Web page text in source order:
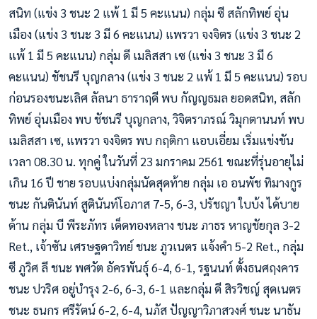
สนิท (แข่ง 3 ชนะ 2 แพ้ 1 มี 5 คะแนน) กลุ่ม ซี สลักทิพย์ อุ่น
เมือง (แข่ง 3 ชนะ 3 มี 6 คะแนน) แพรวา จงจิตร (แข่ง 3 ชนะ 2
แพ้ 1 มี 5 คะแนน) กลุ่ม ดี เมลิสสา เซ (แข่ง 3 ชนะ 3 มี 6
คะแนน) ชัชนรี บุญกลาง (แข่ง 3 ชนะ 2 แพ้ 1 มี 5 คะแนน) รอบ
ก่อนรองชนะเลิศ ลัลนา ธาราฤดี พบ กัญญธมล ยอดสนิท, สลัก
ทิพย์ อุ่นเมือง พบ ชัชนรี บุญกลาง, วิจิตราภรณ์ วิมุกตานนท์ พบ
เมลิสสา เซ, แพรวา จงจิตร พบ กฤติกา แอบเอี่ยม เริ่มแข่งขัน
เวลา 08.30 น. ทุกคู่ ในวันที่ 23 มกราคม 2561 ขณะที่รุ่นอายุไม่
เกิน 16 ปี ชาย รอบแบ่งกลุ่มนัดสุดท้าย กลุ่ม เอ อนพัช ทิมางกูร
ชนะ กันตินันท์ สูตินันท์โอภาส 7-5, 6-3, ปรัชญา ใบบ้ง ได้บาย
ด้าน กลุ่ม บี พีระภัทร เด็ดทองหลาง ชนะ ภาธร หาญชัยกุล 3-2
Ret., เจ้าซัน เศรษฐดาวิทย์ ชนะ ภูวเนตร แจ้งคำ 5-2 Ret., กลุ่ม
ซี ภูวิศ ลี ชนะ พศวัต อัครพันธุ์ 6-4, 6-1, รฐนนท์ ตั้งธนศฤงคาร
ชนะ ปวริศ อยู่บำรุง 2-6, 6-3, 6-1 และกลุ่ม ดี สิรวิชญ์ สุดเนตร
ชนะ ธนกร ศรีรัตน์ 6-2, 6-4, นภัส ปัญญาวิภาสวงศ์ ชนะ นาธัน